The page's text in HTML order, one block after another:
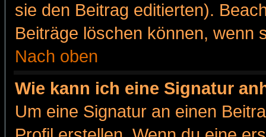
sie den Beitrag editierten).
Beiträge löschen können, wenn
Nach oben
Wie kann ich eine Signatur
Um eine Signatur an einen